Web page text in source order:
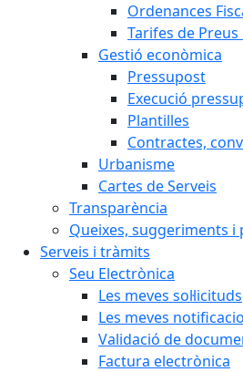
Ordenances
Tarifes de Preus
Gestió econòmica
Pressupost
Execució
Plantilles
Contractes,
Urbanisme
Cartes de Serveis
Transparència
Queixes, suggeriments i
Serveis i tràmits
Seu Electrònica
Les meves sol·licituds
Les meves
Validació de
Factura electrònica